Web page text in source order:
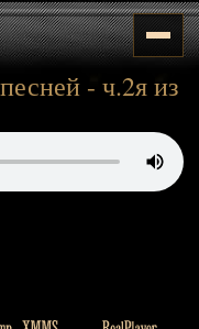
- ч.2я из